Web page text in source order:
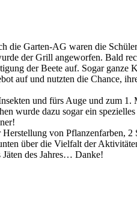
die Garten-AG waren die
der Grill angeworfen. Bald
der Beete auf. Sogar ganze
auf und nutzten die Chance,
und fürs Auge und zum 1.
wurde dazu sogar ein
von Pflanzenfarben,
über die Vielfalt der
des Jahres… Danke!